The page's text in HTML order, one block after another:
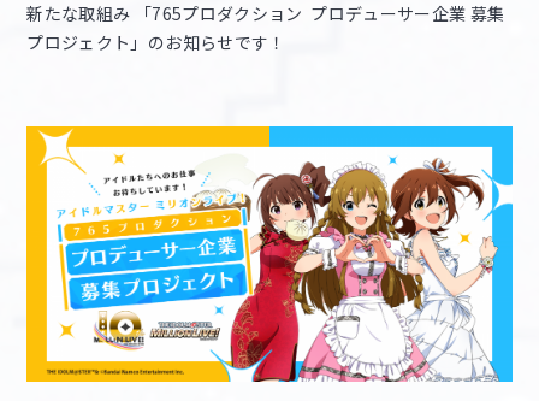
新たな取組み 「765プロダクション プロデューサー企業 募集
プロジェクト」のお知らせです！